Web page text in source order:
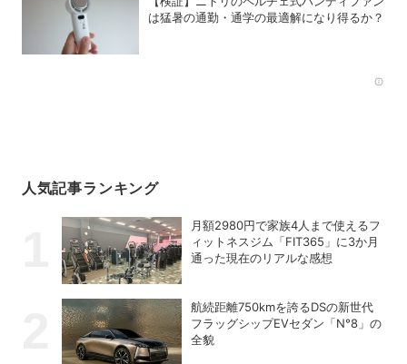
は猛暑の通勤・通学の最適解になり得るか？
人気記事ランキング
月額2980円で家族4人まで使えるフ
ィットネスジム「FIT365」に3か月
通った現在のリアルな感想
航続距離750kmを誇るDSの新世代
フラッグシップEVセダン「N°8」の
全貌